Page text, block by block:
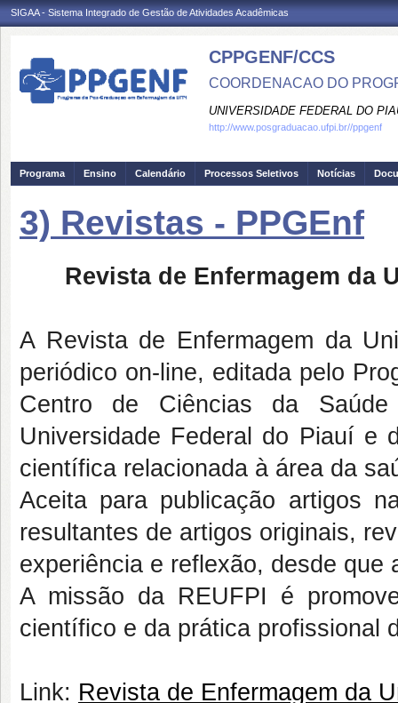
SIGAA - Sistema Integrado de Gestão de Atividades Acadêmicas
CPPGENF/CCS
COORDENACAO DO
UNIVERSIDADE FEDERAL DO
http://www.posgraduacao.ufpi.br//ppgenf
Programa Ensino Calendário Processos Seletivos Notícias
3) Revistas - PPGEnf
Revista de Enfermagem da
A Revista de Enfermagem da
periódico on-line, editada pelo
Centro de Ciências da
Universidade Federal do Piauí e
científica relacionada à área da
Aceita para publicação artigos
resultantes de artigos originais,
experiência e reflexão, desde que
A missão da REUFPI é
científico e da prática profissional
Link: Revista de Enfermagem da